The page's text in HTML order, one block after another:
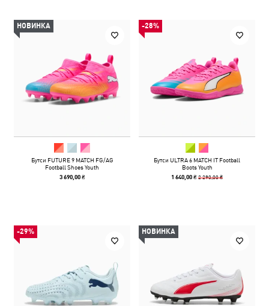
НОВИНКА
Бутси FUTURE 9 MATCH FG/AG
Football Shoes Youth
3 690,00 ₴
-28%
Бутси ULTRA 6 MATCH IT Football
Boots Youth
1 640,00 ₴2 290,00 ₴
-29% НОВИНКА